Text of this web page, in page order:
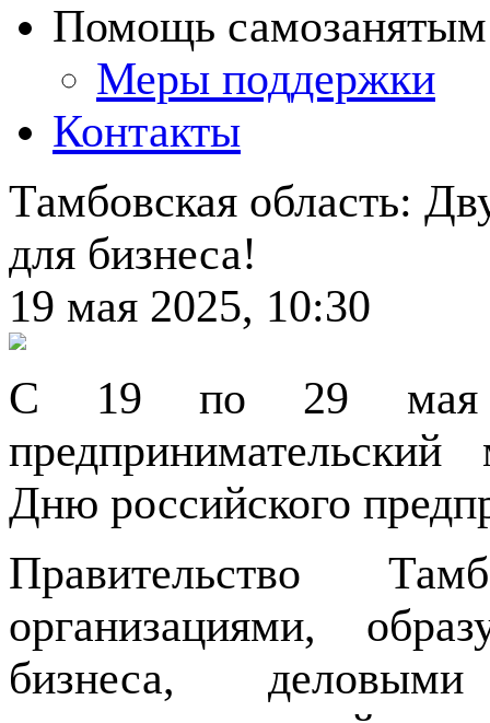
Помощь самозанятым
Меры поддержки
Контакты
Тамбовская область:
для бизнеса!
19 мая 2025, 10:30
С 19 по 29 мая в
Дню российского
Правительство
организациями,
бизнеса,